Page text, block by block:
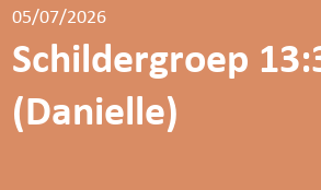
05/07/2026
Schildergroep
(Danielle)